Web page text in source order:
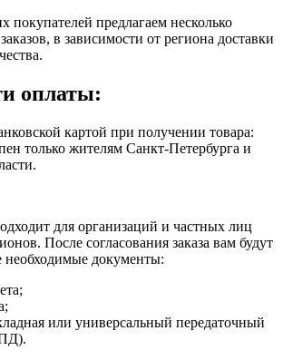
покупателей предлагаем несколько
в зависимости от региона доставки
оплаты:
картой при получении товара:
только жителям Санкт-Петербурга и
для организаций и частных лиц
После согласования заказа вам будут
необходимые документы:
или универсальный передаточный